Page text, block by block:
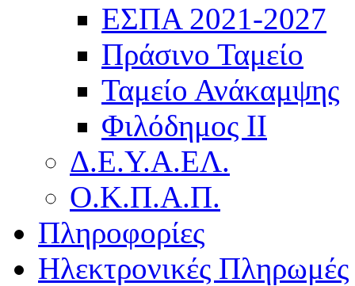
ΕΣΠΑ 2021-2027
Πράσινο Ταμείο
Ταμείο Ανάκαμψης
Φιλόδημος ΙΙ
Δ.Ε.Υ.Α.ΕΛ.
Ο.Κ.Π.Α.Π.
Πληροφορίες
Ηλεκτρονικές Πληρωμές